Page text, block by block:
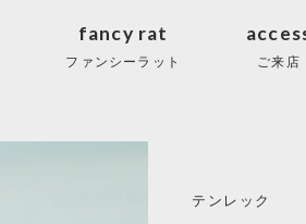
fancy rat
ファンシーラット ご来店
テンレック